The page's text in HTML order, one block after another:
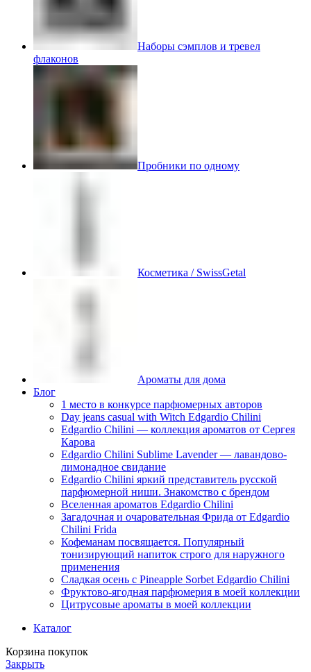
Наборы сэмплов и тревел
флаконов
Пробники по одному
Косметика / SwissGetal
Ароматы для дома
Блог
1 место в конкурсе парфюмерных авторов
Day jeans casual with Witch Edgardio Chilini
Edgardio Chilini — коллекция ароматов от Сергея
Карова
Edgardio Chilini Sublime Lavender — лавандово-
лимонадное свидание
Edgardio Chilini яркий представитель русской
парфюмерной ниши. Знакомство с брендом
Вселенная ароматов Edgardio Chilini
Загадочная и очаровательная Фрида от Edgardio
Chilini Frida
Кофеманам посвящается. Популярный
тонизирующий напиток строго для наружного
применения
Сладкая осень с Pineapple Sorbet Edgardio Chilini
Фруктово-ягодная парфюмерия в моей коллекции
​Цитрусовые ароматы в моей коллекции
Каталог
Корзина покупок
Закрыть